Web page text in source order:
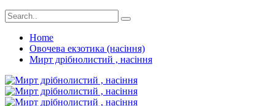
Home
Овочева екзотика (насіння)
Мирт дрібнолистий , насіння